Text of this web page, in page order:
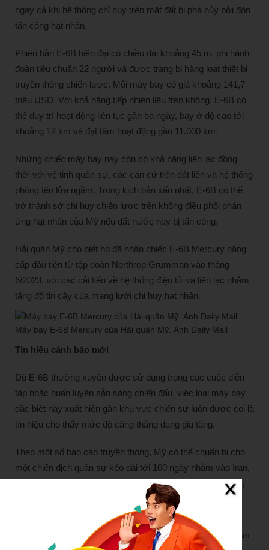
ngay cả khi hệ thống chỉ huy trên mặt đất bị phá hủy bởi đòn
tấn công hạt nhân.
Phiên bản E-6B hiện đại có chiều dài khoảng 45 m, phi hành
đoàn tiêu chuẩn 22 người và được trang bị hàng loạt thiết bị
truyền thông chiến lược. Mỗi máy bay có giá khoảng 141,7
triệu USD. Với khả năng tiếp nhiên liệu trên không, E-6B có
thể duy trì hoạt động liên tục gần ba ngày, bay ở độ cao tới
khoảng 12 km và đạt tầm hoạt động gần 11.000 km.
Những chiếc máy bay này còn có khả năng liên lạc đồng
thời với vệ tinh quân sự, các căn cứ trên đất liền và hệ thống
phóng tên lửa ngầm. Trong kịch bản xấu nhất, E-6B có thể
trở thành sở chỉ huy chiến lược trên không điều phối phản
ứng hạt nhân của Mỹ nếu đất nước này bị tấn công.
Hải quân Mỹ cho biết họ đã nhận chiếc E-6B Mercury nâng
cấp đầu tiên từ tập đoàn Northrop Grumman vào tháng
6/2023, với các cải tiến về hệ thống điện tử và liên lạc nhằm
tăng độ tin cậy của mạng lưới chỉ huy hạt nhân.
Máy bay E-6B Mercury của Hải quân Mỹ. Ảnh Daily Mail
Tín hiệu cảnh báo mới
Dù E-6B thường xuyên được sử dụng trong các cuộc diễn
tập hoặc huấn luyện sẵn sàng chiến đấu, việc loại máy bay
đặc biệt này xuất hiện gần khu vực chiến sự luôn được coi là
tín hiệu cho thấy mức độ căng thẳng đang gia tăng.
Theo một số báo cáo truyền thông, Mỹ có thể chuẩn bị cho
một chiến dịch quân sự kéo dài tới 100 ngày nhằm vào Iran,
có khả năng kéo dài đến tháng 9. Nếu kịch bản này xảy ra,
quy mô hoạt động quân sự tại Trung Đông sẽ tăng mạnh,
kéo theo nguy cơ đối đầu giữa các cường quốc.